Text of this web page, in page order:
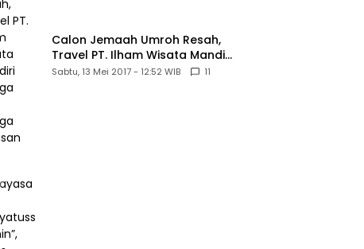
Calon Jemaah Umroh Resah,
Travel PT. Ilham Wisata Mandiri
diduga Tipu Hingga Ratusan
Sabtu, 13 Mei 2017 - 12:52 WIB 11